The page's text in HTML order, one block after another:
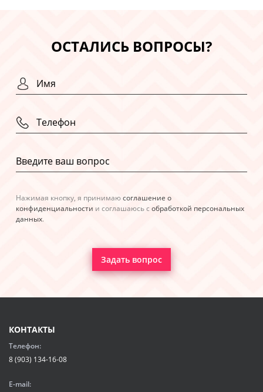
ОСТАЛИСЬ ВОПРОСЫ?
Нажимая кнопку, я принимаюсоглашение о
конфиденциальности и соглашаюсь с обработкой персональных
данных.
Задать вопрос
КОНТАКТЫ
Телефон:
8 (903) 134-16-08
E-mail: